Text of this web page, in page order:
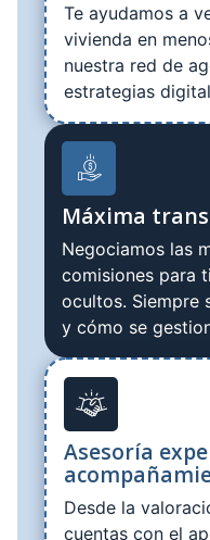
Te ayudamos a
vivienda en
nuestra red de
estrategias
Máxima
Negociamos las
comisiones para
ocultos. Siempre
y cómo se
Asesoría
Desde la
cuentas con el